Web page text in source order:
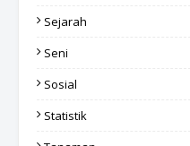
Sejarah
Seni
Sosial
Statistik